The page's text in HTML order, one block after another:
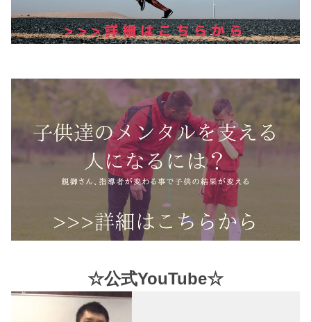
☆公式YouTube☆